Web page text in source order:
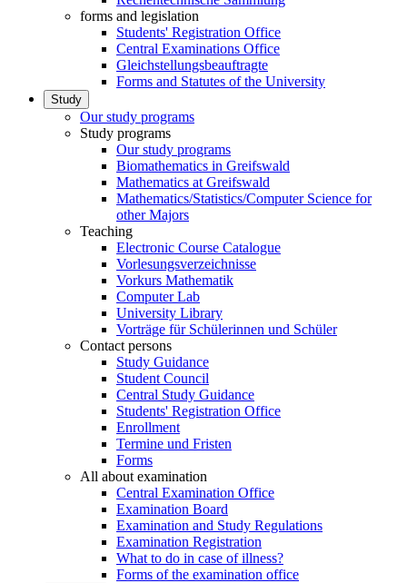
forms and legislation
Students' Registration Office
Central Examinations Office
Gleichstellungsbeauftragte
Forms and Statutes of the University
Study
Our study programs
Study programs
Our study programs
Biomathematics in Greifswald
Mathematics at Greifswald
Mathematics/Statistics/Computer Science for
other Majors
Teaching
Electronic Course Catalogue
Vorlesungsverzeichnisse
Vorkurs Mathematik
Computer Lab
University Library
Vorträge für Schülerinnen und Schüler
Contact persons
Study Guidance
Student Council
Central Study Guidance
Students' Registration Office
Enrollment
Termine und Fristen
Forms
All about examination
Central Examination Office
Examination Board
Examination and Study Regulations
Examination Registration
What to do in case of illness?
Forms of the examination office